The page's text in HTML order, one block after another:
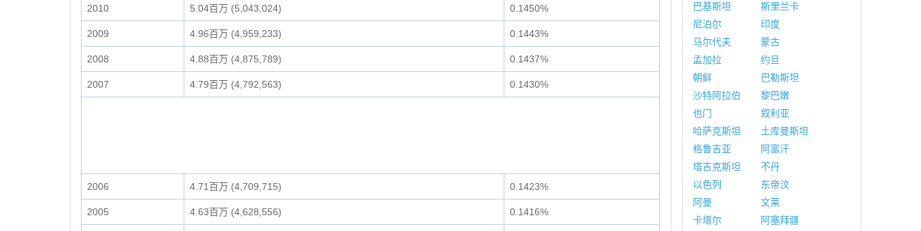
2010 5.04百万 (5,043,024) 0.1450%
2009 4.96百万 (4,959,233) 0.1443%
2008 4.88百万 (4,875,789) 0.1437%
2007 4.79百万 (4,792,563) 0.1430%
2006 4.71百万 (4,709,715) 0.1423%
2005 4.63百万 (4,628,556) 0.1416%
巴基斯坦
斯里兰卡
尼泊尔
印度
马尔代夫
蒙古
孟加拉
约旦
朝鲜
巴勒斯坦
沙特阿拉伯
黎巴嫩
也门
叙利亚
哈萨克斯坦
土库曼斯坦
格鲁吉亚
阿富汗
塔吉克斯坦
不丹
以色列
东帝汶
阿曼
文莱
卡塔尔
阿塞拜疆